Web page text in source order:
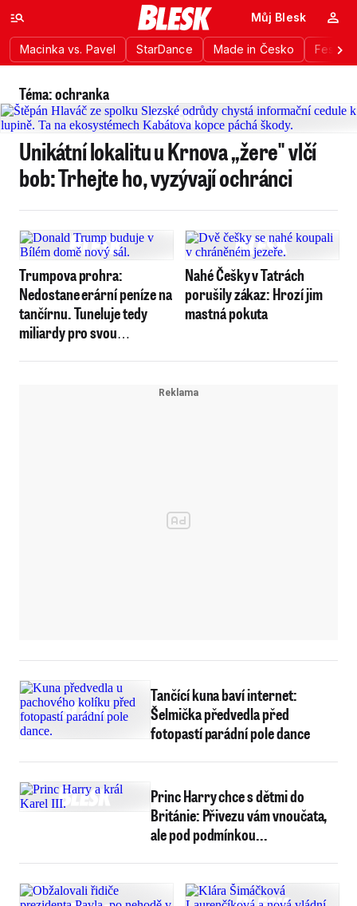
Macinka vs. Pavel StarDance Made in Česko
Můj Blesk
Téma: ochranka
Unikátní lokalitu u Krnova „žere" vlčí
bob: Trhejte ho, vyzývají ochránci
Trumpova prohra:
Nedostane erární peníze na
tančírnu. Tuneluje tedy
miliardy pro svou
Nahé Češky v Tatrách
porušily zákaz: Hrozí jim
mastná pokuta
Tančící kuna baví internet:
Šelmička předvedla před
fotopastí parádní pole dance
Princ Harry chce s dětmi do
Británie: Přivezu vám vnoučata,
ale pod podmínkou...